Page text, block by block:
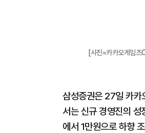
[사진=카카오게임즈
삼성증권은 27일 카카
서는 신규 경영진의
에서 1만원으로 하향